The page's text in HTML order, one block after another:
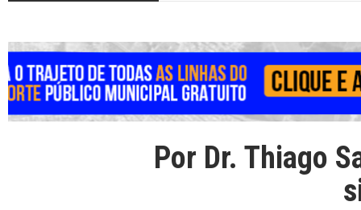
Por Dr. Thiago